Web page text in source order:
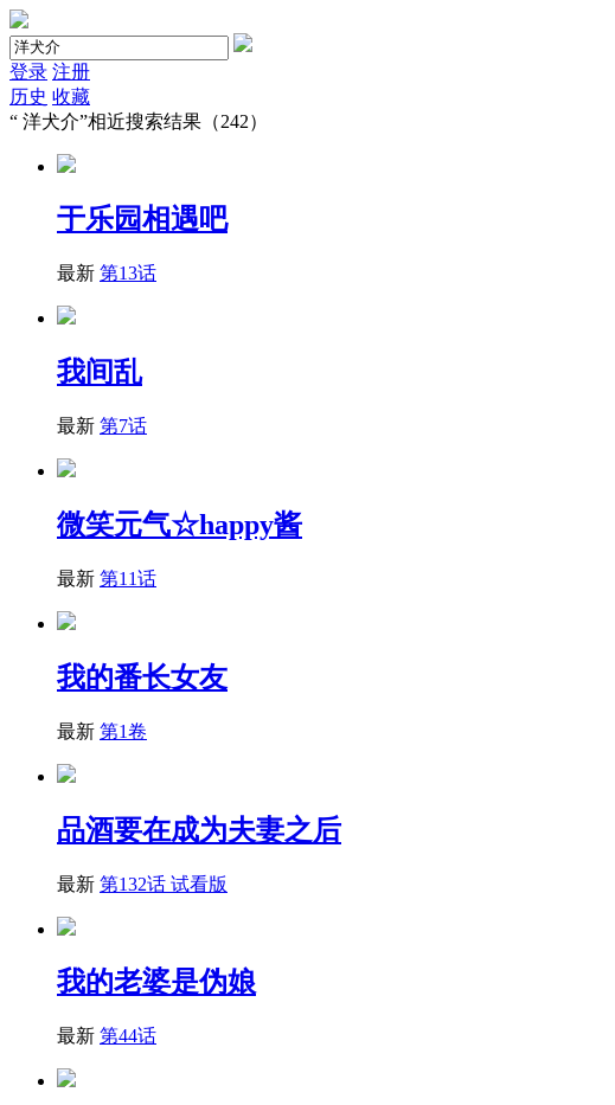
登录 注册
历史 收藏
“ 洋犬介”相近搜索结果（242）
于乐园相遇吧
最新 第13话
我间乱
最新 第7话
微笑元气☆happy酱
最新 第11话
我的番长女友
最新 第1卷
品酒要在成为夫妻之后
最新 第132话 试看版
我的老婆是伪娘
最新 第44话